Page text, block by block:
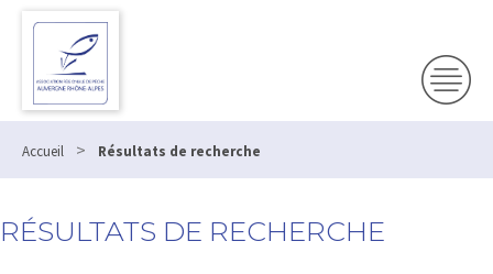
Accueil > Résultats de recherche
RÉSULTATS DE RECHERCHE